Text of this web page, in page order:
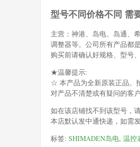
型号不同价格不同 需
主营：神港、岛电、岛通、
调整器等。公司所有产品都
购买前请确认好规格、型号
★温馨提示:
☆ 本产品为全新原装正品。
对产品不清楚或有疑问的客
如在该店铺找不到该型号，
本店默认发中通快递，如需
标签: SHIMADEN岛电, 温控